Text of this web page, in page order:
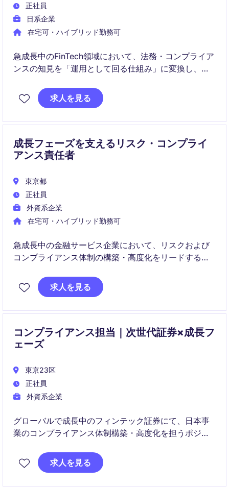
正社員
日系企業
在宅可・ハイブリッド勤務可
急成長中のFinTech領域において、法務・コンプライア
ンスの知見を「運用として回る仕組み」に変換し、事
個別対応に留まらず、組織横断で機能するガバナンス
求人を見る
成長フェーズを支えるリスク・コンプライ
アンス責任者
東京都
正社員
外資系企業
在宅可・ハイブリッド勤務可
急成長中の金融サービス企業において、リスクおよび
コンプライアンス体制の構築・高度化をリードするポ
規制対応から組織全体のリスク文化醸成まで幅広く担
求人を見る
コンプライアンス担当｜次世代証券×成長フ
ェーズ
東京23区
正社員
外資系企業
グローバルで成長中のフィンテック証券にて、日本事
業のコンプライアンス体制構築・高度化を担うポジシ
に伴うリスク整備まで幅広く関与し、事業成長を支え
ます。
求人を見る